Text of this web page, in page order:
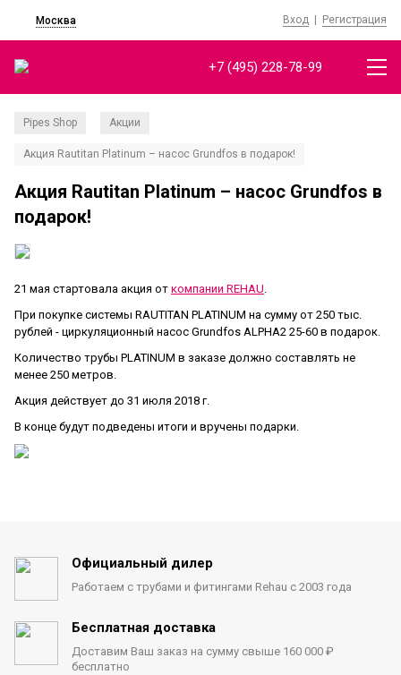
Москва Вход | Регистрация
+7 (495) 228-78-99
Pipes Shop Акции
Акция Rautitan Platinum – насос Grundfos в подарок!
Акция Rautitan Platinum – насос Grundfos в
подарок!
21 мая стартовала акция от компании REHAU.
При покупке системы RAUTITAN PLATINUM на сумму от 250 тыс.
рублей - циркуляционный насос Grundfos ALPHA2 25-60 в подарок.
Количество трубы PLATINUM в заказе должно составлять не
менее 250 метров.
Акция действует до 31 июля 2018 г.
В конце будут подведены итоги и вручены подарки.
Официальный дилер
Работаем с трубами и фитингами Rehau с 2003 года
Бесплатная доставка
Доставим Ваш заказ на сумму свыше 160 000 ₽
бесплатно